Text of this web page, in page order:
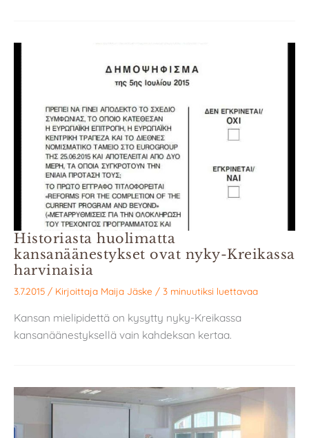
Historiasta huolimatta
kansanäänestykset ovat nyky-Kreikassa
harvinaisia
3.7.2015 / Kirjoittaja Maija Jäske / 3 minuutiksi luettavaa
Kansan mielipidettä on kysytty nyky-Kreikassa
kansanäänestyksellä vain kahdeksan kertaa.